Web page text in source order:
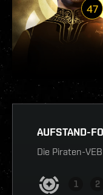
47
AUFSTAND-
Die Piraten-
1 2